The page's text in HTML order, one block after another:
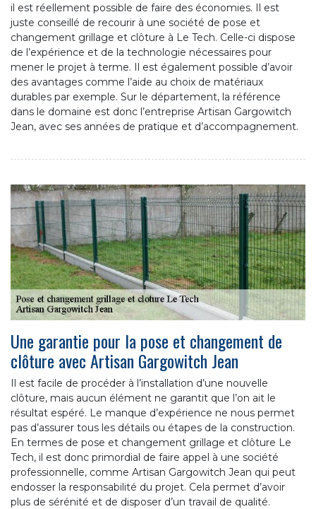
il est réellement possible de faire des économies. Il est
juste conseillé de recourir à une société de pose et
changement grillage et clôture à Le Tech. Celle-ci dispose
de l’expérience et de la technologie nécessaires pour
mener le projet à terme. Il est également possible d’avoir
des avantages comme l’aide au choix de matériaux
durables par exemple. Sur le département, la référence
dans le domaine est donc l’entreprise Artisan Gargowitch
Jean, avec ses années de pratique et d’accompagnement.
Une garantie pour la pose et changement de
clôture avec Artisan Gargowitch Jean
Il est facile de procéder à l’installation d’une nouvelle
clôture, mais aucun élément ne garantit que l’on ait le
résultat espéré. Le manque d’expérience ne nous permet
pas d’assurer tous les détails ou étapes de la construction.
En termes de pose et changement grillage et clôture Le
Tech, il est donc primordial de faire appel à une société
professionnelle, comme Artisan Gargowitch Jean qui peut
endosser la responsabilité du projet. Cela permet d’avoir
plus de sérénité et de disposer d’un travail de qualité.